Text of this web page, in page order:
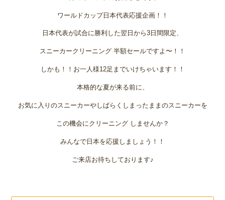
ワールドカップ日本代表応援企画！！
日本代表が試合に勝利した翌日から3日間限定、
スニーカークリーニング 半額セールですよ〜！！
しかも！！お一人様12足までいけちゃいます！！
本格的な夏が来る前に、
お気に入りのスニーカーやしばらくしまったままのスニーカーを
この機会にクリーニング しませんか？
みんなで日本を応援しましょう！！
ご来店お待ちしております♪